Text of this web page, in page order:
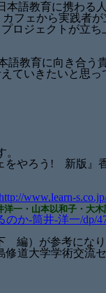
語教育に携わる
フェから実践者
ロジェクトが立
教育に向き合
ていきたいと思っ
をやろう! 新版
www.learn-
一・山本以和子・大
か-筒井-洋一/dp/
編）が参考になり
修道大学学術交流